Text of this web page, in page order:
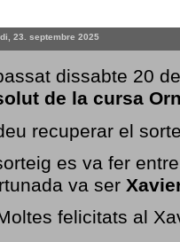
23. septembre 2025
dissabte 20
de la cursa
recuperar el
es va fer
va ser
felicitats al